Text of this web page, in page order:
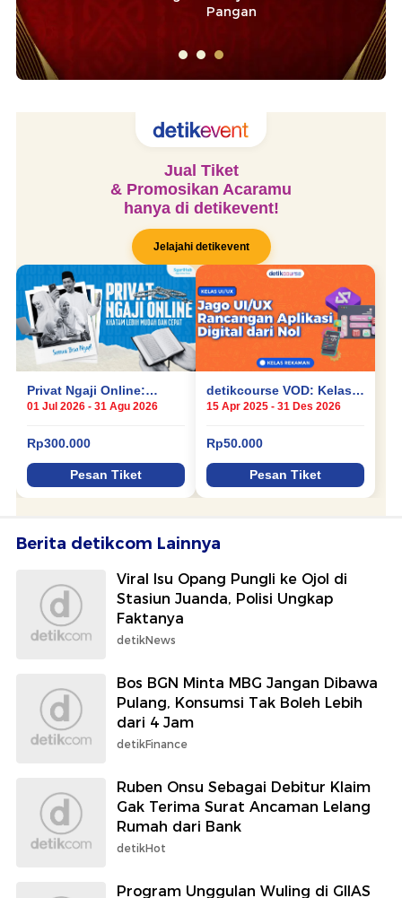
Pangan
Berita detikcom Lainnya
Viral Isu Opang Pungli ke Ojol di
Stasiun Juanda, Polisi Ungkap
Faktanya
detikNews
Bos BGN Minta MBG Jangan Dibawa
Pulang, Konsumsi Tak Boleh Lebih
dari 4 Jam
detikFinance
Ruben Onsu Sebagai Debitur Klaim
Gak Terima Surat Ancaman Lelang
Rumah dari Bank
detikHot
Program Unggulan Wuling di GIIAS